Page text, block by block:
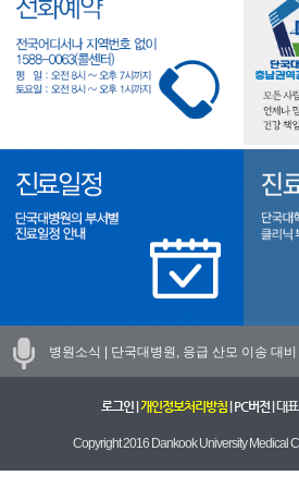
병원소식 | 단국대병원, 응급 산모 이송 대
로그인| 개인정보처리방침| PC버전| 대
Copyright 2016 Dankook University Medical